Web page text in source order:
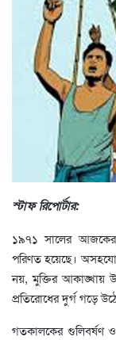
স্টাফ রিপোর্টার:
১৯৭১ সালের আজকের
পরিণত হয়েছে।
নয়, মুক্তির আকাঙ্খায়
প্রতিরোধের দুর্গ গড়ে
গতকালকের গুলিবর্ষণ